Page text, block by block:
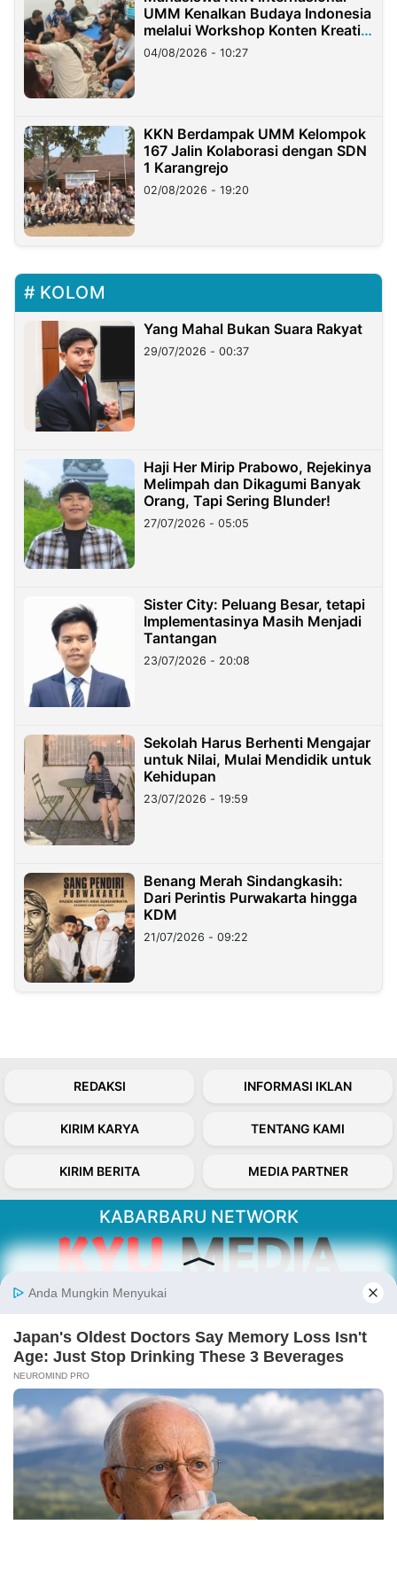
UMM Kenalkan Budaya Indonesia
melalui Workshop Konten Kreatif
di Taiwan
04/08/2026 - 10:27
KKN Berdampak UMM Kelompok
167 Jalin Kolaborasi dengan SDN
1 Karangrejo
02/08/2026 - 19:20
KOLOM
Yang Mahal Bukan Suara Rakyat
29/07/2026 - 00:37
Haji Her Mirip Prabowo, Rejekinya
Melimpah dan Dikagumi Banyak
Orang, Tapi Sering Blunder!
27/07/2026 - 05:05
Sister City: Peluang Besar, tetapi
Implementasinya Masih Menjadi
Tantangan
23/07/2026 - 20:08
Sekolah Harus Berhenti Mengajar
untuk Nilai, Mulai Mendidik untuk
Kehidupan
23/07/2026 - 19:59
Benang Merah Sindangkasih:
Dari Perintis Purwakarta hingga
KDM
21/07/2026 - 09:22
REDAKSI INFORMASI IKLAN
KIRIM KARYA TENTANG KAMI
KIRIM BERITA MEDIA PARTNER
KABARBARU NETWORK
Kabarbaru.co menyajikan berita aktual dan
inspiratif dari sudut pandang berbaik sangka
Follow Kabarbaru